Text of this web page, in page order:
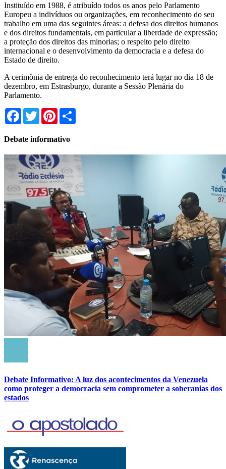
Instituído em 1988, é atribuído todos os anos pelo Parlamento
Europeu a indivíduos ou organizações, em reconhecimento do seu
trabalho em uma das seguintes áreas: a defesa dos direitos humanos
e dos direitos fundamentais, em particular a liberdade de expressão;
a proteção dos direitos das minorias; o respeito pelo direito
internacional e o desenvolvimento da democracia e a defesa do
Estado de direito.
A cerimônia de entrega do reconhecimento terá lugar no dia 18 de
dezembro, em Estrasburgo, durante a Sessão Plenária do
Parlamento.
Facebook
TwitterPinterest
Debate informativo
Debate Informativo: A luz dos acontecimentos da Venezuela
como proteger a democracia sem comprometer a soberanias dos
estados